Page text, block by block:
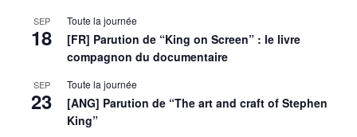
SEP
18
Toute la journée
[FR] Parution de “King on Screen” : le livre
compagnon du documentaire
SEP
23
Toute la journée
[ANG] Parution de “The art and craft of Stephen
King”